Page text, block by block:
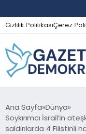
Gizlilik PolitikasıÇerez
GÜNDEM
Ana Sayfa Dünya
Soykırımcı İsrail’in
saldırılarda 4 Filistinli